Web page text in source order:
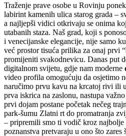
Traženje prave osobe u Rovinju
labirint kamenih ulica starog grada –
a najljepši vidici otkrivaju se onima
utabanih staza. Naš grad, koji s
i venecijanske elegancije, nije samo
već prostor tisuća prilika za onaj prvi
promijeniti svakodnevicu. Danas put
digitalnom svijetu, gdje nam moderne
video profila omogućuju da osjetimo
naručimo prvu kavu na krcatoj rivi ili
prva iskrica na zaslonu, nastupa
prvi dojam postane početak nečeg
park-šumu Zlatni rt do promatranja
– pripremili smo ti vodič kroz
poznanstva pretvaraju u ono što zares